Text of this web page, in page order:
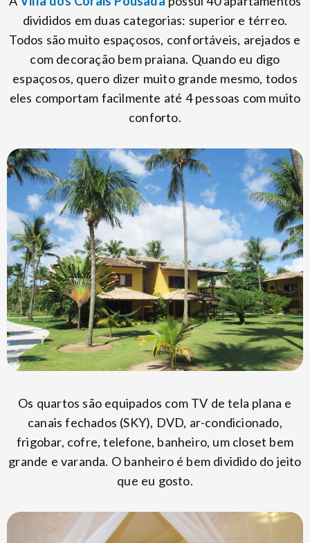
divididos em duas categorias: superior e térreo.
Todos são muito espaçosos, confortáveis, arejados e
com decoração bem praiana. Quando eu digo
espaçosos, quero dizer muito grande mesmo, todos
eles comportam facilmente até 4 pessoas com muito
conforto.
Os quartos são equipados com TV de tela plana e
canais fechados (SKY), DVD, ar-condicionado,
frigobar, cofre, telefone, banheiro, um closet bem
grande e varanda. O banheiro é bem dividido do jeito
que eu gosto.